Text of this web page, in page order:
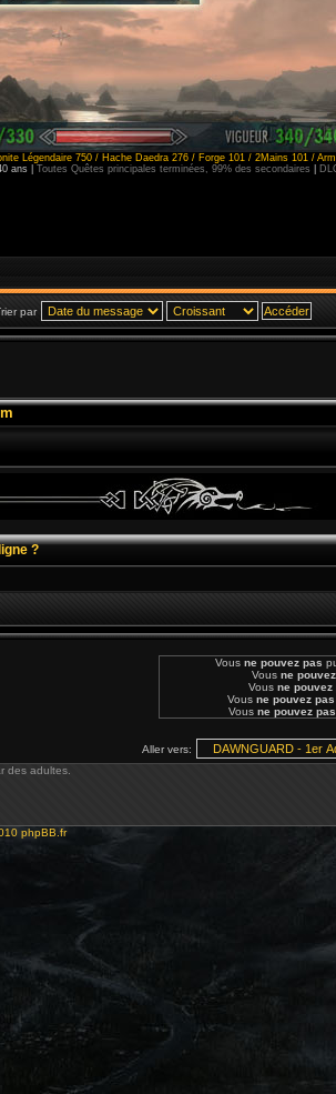
Légendaire 750 / Hache Daedra 276 / Forge 101 / 2Mains 101 /
ans | Toutes Quêtes principales terminées, 99% des secondaires
par
?
Vous ne pouvez pas
Vous ne
Vous ne pouvez
Vous ne pouvez pas
Vous ne pouvez pas
Aller vers:
des adultes.
phpBB.fr